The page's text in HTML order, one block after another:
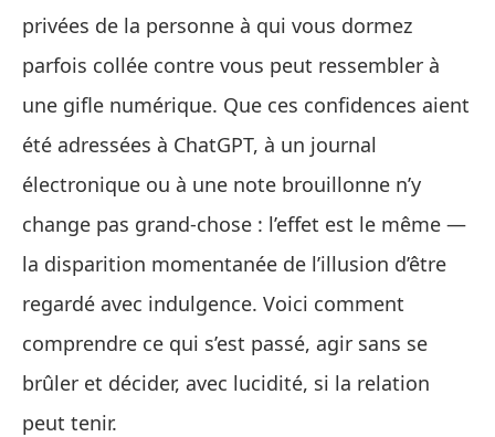
privées de la personne à qui vous dormez
parfois collée contre vous peut ressembler à
une gifle numérique. Que ces confidences aient
été adressées à ChatGPT, à un journal
électronique ou à une note brouillonne n’y
change pas grand‑chose : l’effet est le même —
la disparition momentanée de l’illusion d’être
regardé avec indulgence. Voici comment
comprendre ce qui s’est passé, agir sans se
brûler et décider, avec lucidité, si la relation
peut tenir.